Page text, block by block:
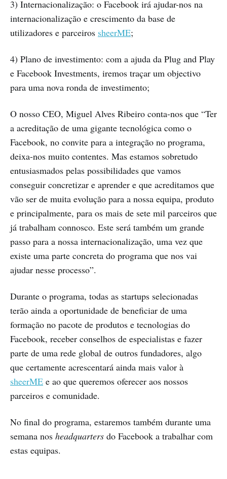
3) Internacionalização: o Facebook irá ajudar-nos na
internacionalização e crescimento da base de
utilizadores e parceiros sheerME;
4) Plano de investimento: com a ajuda da Plug and Play
e Facebook Investments, iremos traçar um objectivo
para uma nova ronda de investimento;
O nosso CEO, Miguel Alves Ribeiro conta-nos que “Ter
a acreditação de uma gigante tecnológica como o
Facebook, no convite para a integração no programa,
deixa-nos muito contentes. Mas estamos sobretudo
entusiasmados pelas possibilidades que vamos
conseguir concretizar e aprender e que acreditamos que
vão ser de muita evolução para a nossa equipa, produto
e principalmente, para os mais de sete mil parceiros que
já trabalham connosco. Este será também um grande
passo para a nossa internacionalização, uma vez que
existe uma parte concreta do programa que nos vai
ajudar nesse processo”.
Durante o programa, todas as startups selecionadas
terão ainda a oportunidade de beneficiar de uma
formação no pacote de produtos e tecnologias do
Facebook, receber conselhos de especialistas e fazer
parte de uma rede global de outros fundadores, algo
que certamente acrescentará ainda mais valor à
sheerME e ao que queremos oferecer aos nossos
parceiros e comunidade.
No final do programa, estaremos também durante uma
semana nos headquarters do Facebook a trabalhar com
estas equipas.